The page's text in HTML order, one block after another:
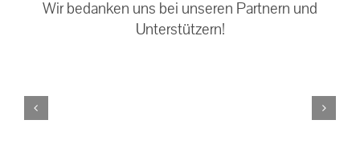
Wir bedanken uns bei unseren Partnern und
Unterstützern!